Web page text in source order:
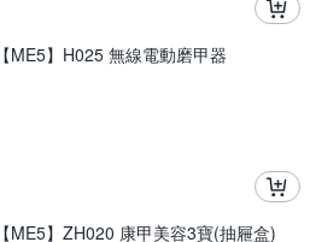
【ME5】H025 無線電動磨甲器
【ME5】ZH020 康甲美容3寶(抽屜盒)